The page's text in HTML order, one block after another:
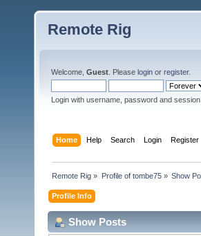
Remote Rig
Welcome, Guest . Please login or register.
Login with username, password and
Home Help Search Login Register
Remote Rig » Profile of tombe75» Show
Profile Info
Show Posts